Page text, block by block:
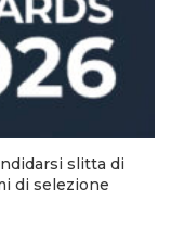
slitta di
di selezione